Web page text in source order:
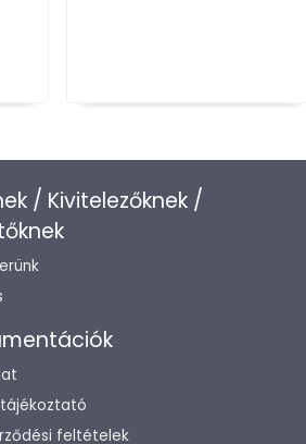
/ Kivitelezőknek /
feltételek